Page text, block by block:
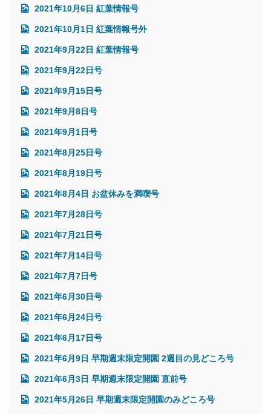
2021年10月6日 紅葉情報号
2021年10月1日 紅葉情報号外
2021年9月22日 紅葉情報号
2021年9月22日号
2021年9月15日号
2021年9月8日号
2021年9月1日号
2021年8月25日号
2021年8月19日号
2021年8月4日 お盆休みを満喫号
2021年7月28日号
2021年7月21日号
2021年7月14日号
2021年7月7日号
2021年6月30日号
2021年6月24日号
2021年6月17日号
2021年6月9日 早期週末限定開園 2週目の見どころ号
2021年6月3日 早期週末限定開園 直前号
2021年5月26日 早期週末限定開園のみどころ号